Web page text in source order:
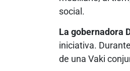
social.
La gobernadora
iniciativa.
de una Vaki